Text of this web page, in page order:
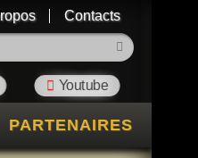
Contacts
PARTENAIRES